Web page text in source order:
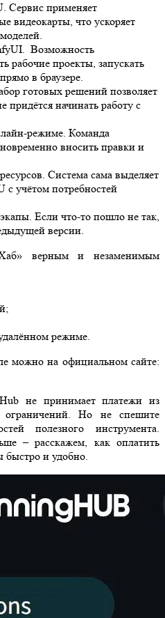
Сервис применяет
видеокарты, что ускоряет
Возможность
рабочие проекты, запускать
в браузере.
готовых решений позволяет
придётся начинать работу с
режиме. Команда
вносить правки и
Система сама выделяет
с учётом потребностей
Если что-то пошло не так,
версии.
верным и незаменимым
режиме.
можно на официальном сайте:
не принимает платежи из
ограничений. Но не спешите
полезного инструмента.
– расскажем, как оплатить
быстро и удобно.